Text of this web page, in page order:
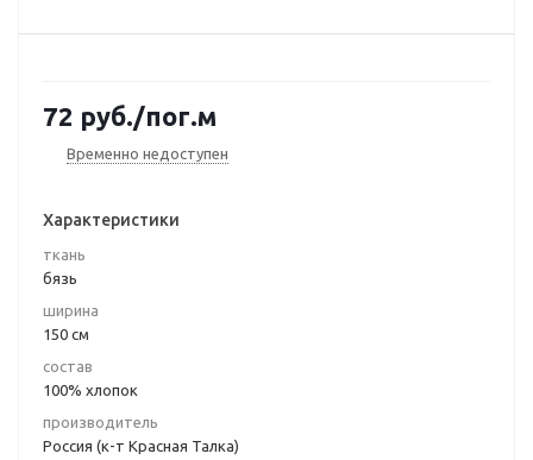
72 руб./пог.м
Временно недоступен
Характеристики
ткань
бязь
ширина
150 см
состав
100% хлопок
производитель
Россия (к-т Красная Талка)